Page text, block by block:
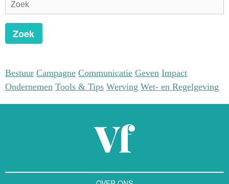
Zoek
Bestuur Campagne Communicatie Geven Impact
Ondernemen Tools & Tips Werving Wet- en Regelgeving